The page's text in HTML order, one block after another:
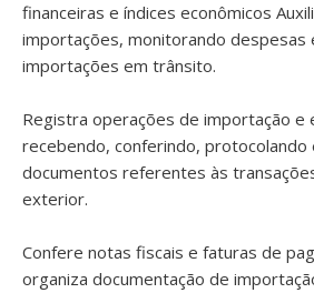
financeiras e índices econômicos
importações, monitorando despesas
importações em trânsito.
Registra operações de importação e
recebendo, conferindo, protocolando
documentos referentes às
exterior.
Confere notas fiscais e faturas de
organiza documentação de